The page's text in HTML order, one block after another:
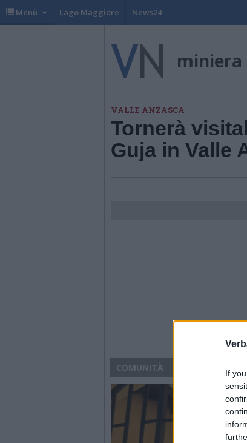
If
Menù Lago Maggiore News24
miniera
VALLE ANZASCA
Tornerà
Guja in Valle
COMUNITÀ